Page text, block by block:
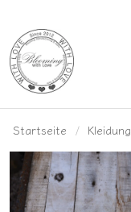
Startseite Kleidung